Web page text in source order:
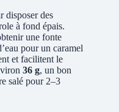
disposer des
à fond épais.
une fonte
pour un caramel
et facilitent le
36 g, un bon
salé pour 2–3